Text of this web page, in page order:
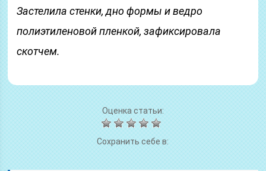
Застелила стенки, дно формы и ведро
полиэтиленовой пленкой, зафиксировала
скотчем.
Оценка статьи:
Сохранить себе в: